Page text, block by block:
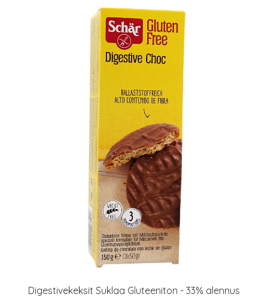
Digestivekeksit Suklaa Gluteeniton - 33% alennus